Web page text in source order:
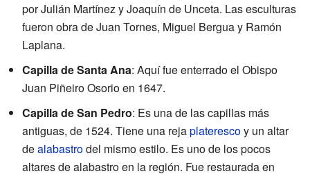
por Julián Martínez y Joaquín de Unceta. Las esculturas
fueron obra de Juan Tornes, Miguel Bergua y Ramón
Laplana.
Capilla de Santa Ana: Aquí fue enterrado el Obispo
Juan Piñeiro Osorio en 1647.
Capilla de San Pedro: Es una de las capillas más
antiguas, de 1524. Tiene una rejaplaterescoy un altar
dealabastrodel mismo estilo. Es uno de los pocos
altares de alabastro en la región. Fue restaurada en